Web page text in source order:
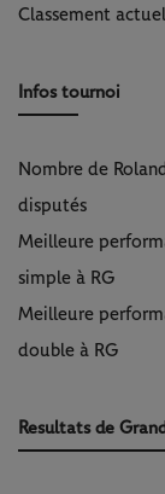
Classement
Infos tournoi
Nombre de
disputés
Meilleure
simple à RG
Meilleure
double à RG
Resultats de